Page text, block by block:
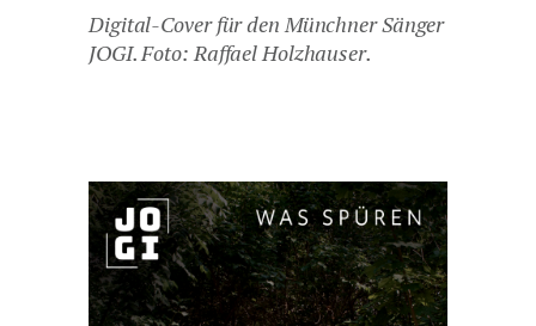
Digital-Cover für den Münchner Sänger
JOGI. Foto: Raffael Holzhauser.